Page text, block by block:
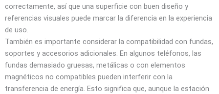
correctamente, así que una superficie con buen diseño y
referencias visuales puede marcar la diferencia en la experiencia
de uso.
También es importante considerar la compatibilidad con fundas,
soportes y accesorios adicionales. En algunos teléfonos, las
fundas demasiado gruesas, metálicas o con elementos
magnéticos no compatibles pueden interferir con la
transferencia de energía. Esto significa que, aunque la estación